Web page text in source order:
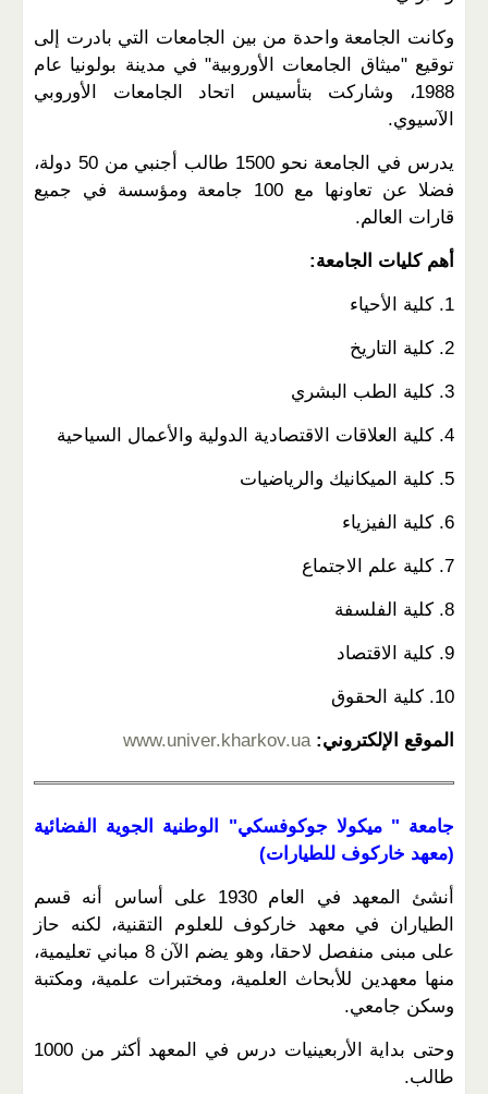
وكانت الجامعة واحدة من بين الجامعات التي بادرت إلى
توقيع "ميثاق الجامعات الأوروبية" في مدينة بولونيا عام
1988، وشاركت بتأسيس اتحاد الجامعات الأوروبي
الآسيوي.
يدرس في الجامعة نحو 1500 طالب أجنبي من 50 دولة،
فضلا عن تعاونها مع 100 جامعة ومؤسسة في جميع
قارات العالم.
أهم كليات الجامعة:
1. كلية الأحياء
2. كلية التاريخ
3. كلية الطب البشري
4. كلية العلاقات الاقتصادية الدولية والأعمال السياحية
5. كلية الميكانيك والرياضيات
6. كلية الفيزياء
7. كلية علم الاجتماع
8. كلية الفلسفة
9. كلية الاقتصاد
10. كلية الحقوق
الموقع الإلكتروني: www.univer.kharkov.ua
جامعة " ميكولا جوكوفسكي" الوطنية الجوية الفضائية
(معهد خاركوف للطيارات)
أنشئ المعهد في العام 1930 على أساس أنه قسم
الطياران في معهد خاركوف للعلوم التقنية، لكنه حاز
على مبنى منفصل لاحقا، وهو يضم الآن 8 مباني تعليمية،
منها معهدين للأبحاث العلمية، ومختبرات علمية، ومكتبة
وسكن جامعي.
وحتى بداية الأربعينيات درس في المعهد أكثر من 1000
طالب.